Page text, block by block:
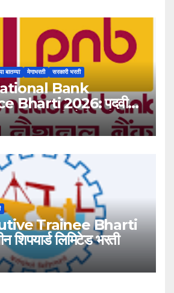
बातम्या मेगाभरती सरकारी भरती
Bank
Bharti 2026: पदवीधर
जागांची मोठी संधी!
Trainee Bharti
लिमिटेड भरती